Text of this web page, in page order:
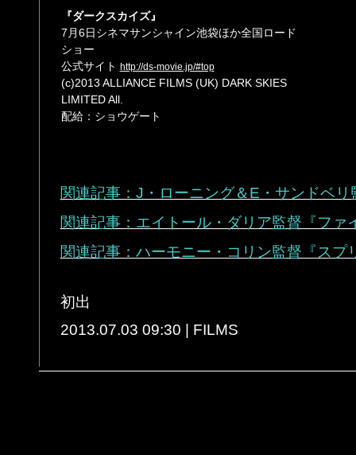
『ダークスカイズ』
7月6日シネマサンシャイン池袋ほか全国ロード
ショー
公式サイト http://ds-movie.jp/#top
(c)2013 ALLIANCE FILMS (UK) DARK SKIES
LIMITED All.
配給：ショウゲート
関連記事：J・ローニング＆E・サンドベ
関連記事：エイトール・ダリア監督『ファ
関連記事：ハーモニー・コリン監督『スプ
初出
2013.07.03 09:30 | FILMS